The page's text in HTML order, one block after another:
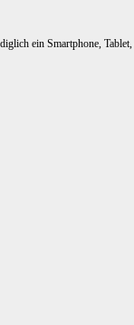
ein Smartphone,